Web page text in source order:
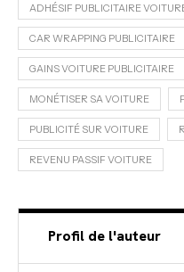
ADHÉSIF PUBLICITAIRE
CAR WRAPPING PUBLICITAIRE
GAINS VOITURE PUBLICITAIRE
MONÉTISER SA VOITURE
PUBLICITÉ SUR VOITURE
REVENU PASSIF VOITURE
Profil de l'auteur